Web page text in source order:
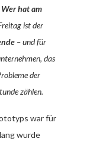
hat am
ist der
– und für
das
der
zählen.
war für
wurde